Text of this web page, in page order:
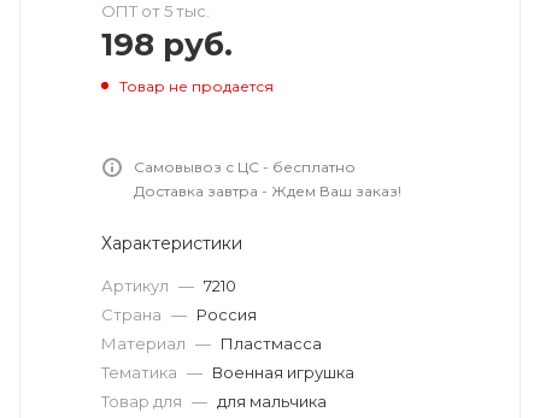
ОПТ от 5 тыс.
198 руб.
Товар не продается
Самовывоз с ЦС - бесплатно
Доставка завтра - Ждем Ваш заказ!
Характеристики
Артикул — 7210
Страна — Россия
Материал — Пластмасса
Тематика — Военная игрушка
Товар для — для мальчика